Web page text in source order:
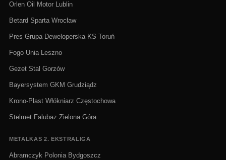
Orlen Oil Motor Lublin
Betard Sparta Wrocław
Pres Grupa Deweloperska KS Toruń
Fogo Unia Leszno
Gezet Stal Gorzów
Bayersystem GKM Grudziądz
Krono-Plast Włókniarz Częstochowa
Stelmet Falubaz Zielona Góra
METALKAS 2. EKSTRALIGA
Abramczyk Polonia Bydgoszcz